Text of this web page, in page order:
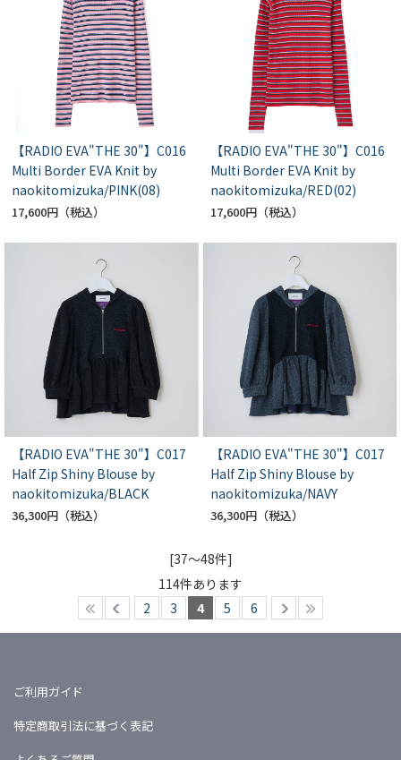
【RADIO EVA"THE 30"】C016
Multi Border EVA Knit by
naokitomizuka/PINK(08)
17,600円
【RADIO EVA"THE 30"】C016
Multi Border EVA Knit by
naokitomizuka/RED(02)
17,600円
【RADIO EVA"THE 30"】C017
Half Zip Shiny Blouse by
naokitomizuka/BLACK
36,300円
【RADIO EVA"THE 30"】C017
Half Zip Shiny Blouse by
naokitomizuka/NAVY
36,300円
[37～48件]
114件あります
2
3 4 5 6
ご利用ガイド
特定商取引法に基づく表記